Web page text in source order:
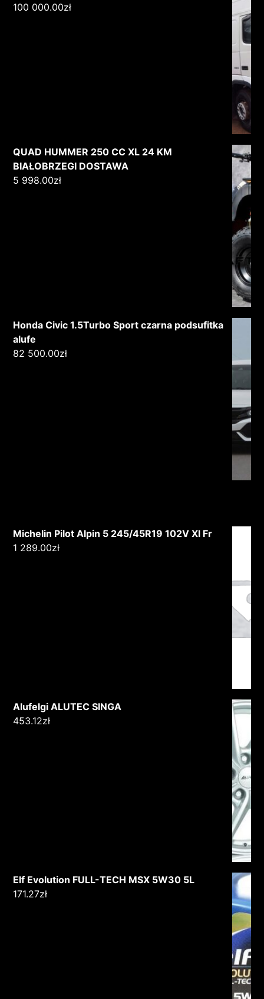
100 000.00zł
QUAD HUMMER 250 CC XL 24 KM
BIAŁOBRZEGI DOSTAWA
5 998.00zł
Honda Civic 1.5Turbo Sport czarna podsufitka
alufe
82 500.00zł
Michelin Pilot Alpin 5 245/45R19 102V Xl Fr
1 289.00zł
Alufelgi ALUTEC SINGA
453.12zł
Elf Evolution FULL-TECH MSX 5W30 5L
171.27zł